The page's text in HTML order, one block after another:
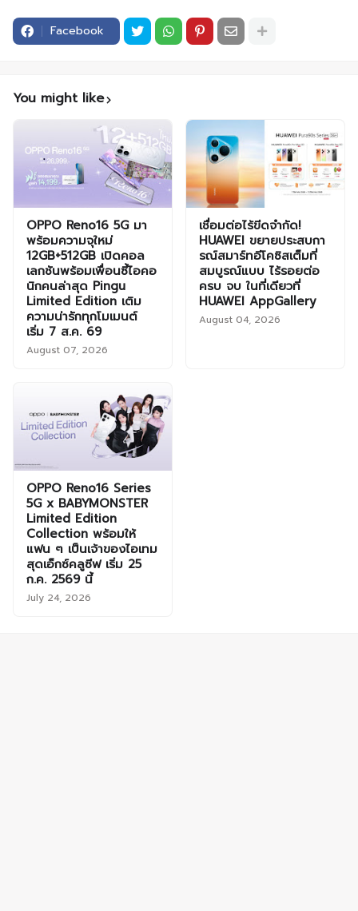
Facebook
You might like
OPPO Reno16 5G มา
พร้อมความจุใหม่
12GB+512GB เปิดคอล
เลกชันพร้อมเพื่อนซี้ไอคอ
นิกคนล่าสุด Pingu
Limited Edition เติม
ความน่ารักทุกโมเมนต์
เริ่ม 7 ส.ค. 69
August 07, 2026
เชื่อมต่อไร้ขีดจำกัด!
HUAWEI ขยายประสบกา
รณ์สมาร์ทอีโคซิสเต็มที่
สมบูรณ์แบบ ไร้รอยต่อ
ครบ จบ ในที่เดียวที่
HUAWEI AppGallery
August 04, 2026
OPPO Reno16 Series
5G x BABYMONSTER
Limited Edition
Collection พร้อมให้
แฟน ๆ เป็นเจ้าของไอเทม
สุดเอ็กซ์คลูซีฟ เริ่ม 25
ก.ค. 2569 นี้
July 24, 2026